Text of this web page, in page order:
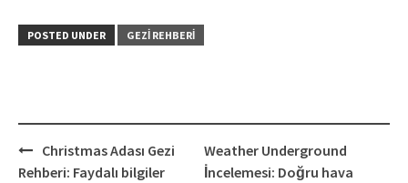
POSTED UNDER GEZI REHBERI
Post
navigation
Christmas Adası Gezi
Rehberi: Faydalı bilgiler
Weather Underground
İncelemesi: Doğru hava